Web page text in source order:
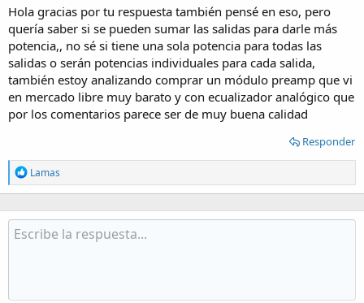
Podrías empezar por buscar el manual donde se vea el esquema o
identificar el integrado de potencia.
Hola gracias por tu respuesta también pensé en eso, pero
quería saber si se pueden sumar las salidas para darle más
potencia,, no sé si tiene una sola potencia para todas las
salidas o serán potencias individuales para cada salida,
también estoy analizando comprar un módulo preamp que vi
en mercado libre muy barato y con ecualizador analógico que
por los comentarios parece ser de muy buena calidad
Responder
R
e
a
c
t
i
Lamas